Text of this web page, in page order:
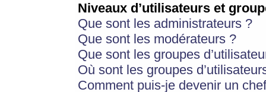
Niveaux d’utilisateurs et
Que sont les administrateurs ?
Que sont les modérateurs ?
Que sont les groupes
Où sont les groupes
Comment puis-je devenir un